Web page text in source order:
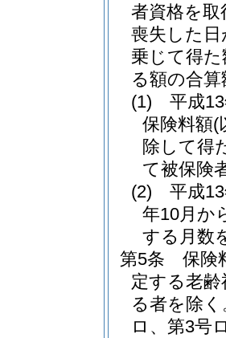
者資格を
喪失した
乗じて得
る額の合
(1)
平成
保険料額(
除して得
て被保険
(2)
平成
年10月か
する月数
第5条
保険
定する老
る者を除
ロ、第3号